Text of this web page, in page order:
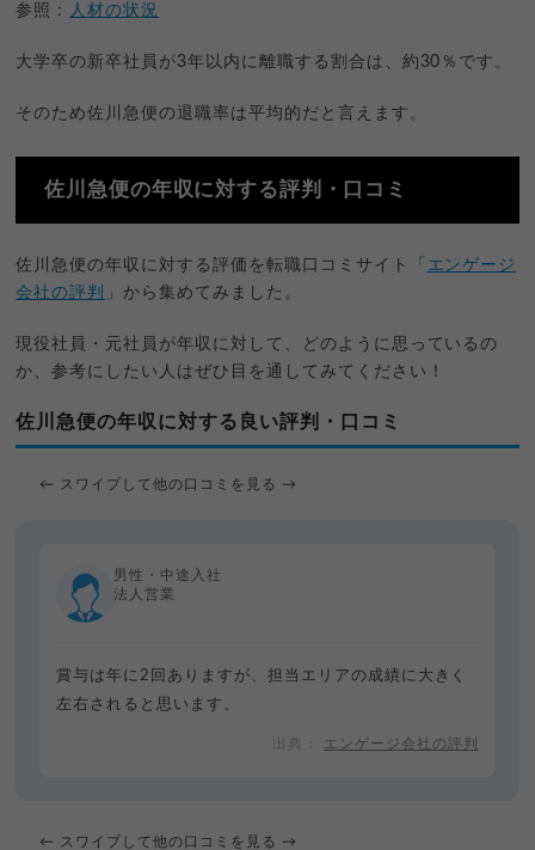
参照： 人材の状況
大学卒の新卒社員が3年以内に離職する割合は、約30％です。
そのため佐川急便の退職率は平均的だと言えます。
佐川急便の年収に対する評判・口コミ
佐川急便の年収に対する評価を転職口コミサイト「 エンゲージ
会社の評判
」から集めてみました。
現役社員・元社員が年収に対して、どのように思っているの
か、参考にしたい人はぜひ目を通してみてください！
佐川急便の年収に対する良い評判・口コミ
← スワイプして他の口コミを見る →
男性・中途入社
法人営業
賞与は年に2回ありますが、担当エリアの成績に大きく
左右されると思います。
エンゲージ会社の評判
← スワイプして他の口コミを見る →